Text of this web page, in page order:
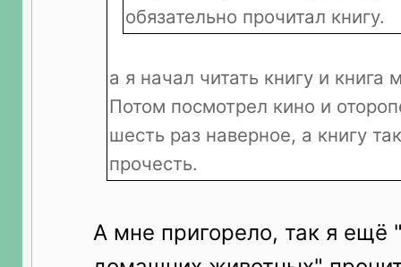
обязательно прочитал книгу.
а я начал читать книгу и книга
Потом посмотрел кино и
шесть раз наверное, а книгу
прочесть.
А мне пригорело, так я ещё